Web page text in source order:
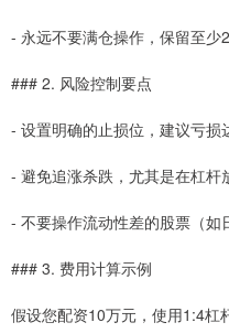
- 永远不要满仓操作，保留至少
### 2. 风险控制要点
- 设置明确的止损位，建议亏损
- 避免追涨杀跌，尤其是在杠杆
- 不要操作流动性差的股票（如
### 3. 费用计算示例
假设您配资10万元，使用1:4杠